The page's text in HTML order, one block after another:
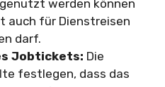
werden können
auch für Dienstreisen
darf.
Jobtickets: Die
festlegen, dass das